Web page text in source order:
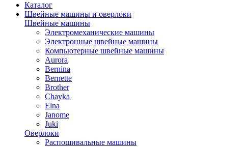
Каталог
Швейные машины и оверлоки
Швейные машины
Электромеханические машины
Электронные швейные машины
Компьютерные швейные машины
Aurora
Bernina
Bernette
Brother
Chayka
Elna
Janome
Juki
Оверлоки
Распошивальные машины